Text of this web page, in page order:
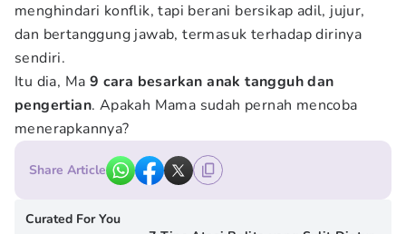
menghindari konflik, tapi berani bersikap adil, jujur,
dan bertanggung jawab, termasuk terhadap dirinya
sendiri.
Itu dia, Ma 9 cara besarkan anak tangguh dan
pengertian. Apakah Mama sudah pernah mencoba
menerapkannya?
Share Article
Curated For You